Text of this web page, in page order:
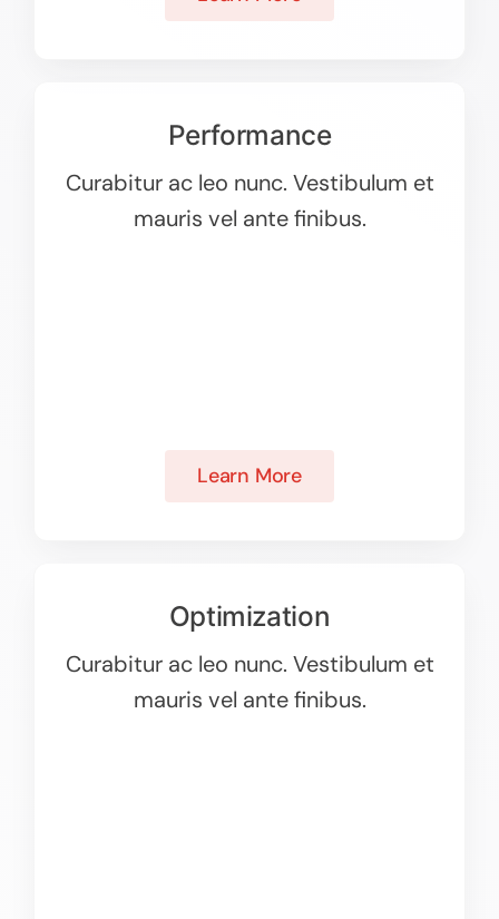
Performance
Curabitur ac leo nunc. Vestibulum et
mauris vel ante finibus.
Learn More
Optimization
Curabitur ac leo nunc. Vestibulum et
mauris vel ante finibus.